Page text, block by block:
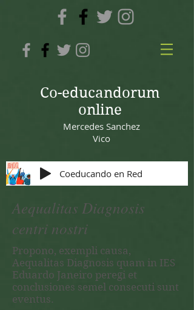
Co-educandorum
online
Mercedes Sanchez
Vico
Coeducando en Red
Aequalitas Diagnosis
centri nostri
Propono, exempli causa,
Aequalitas Diagnosis quam in IES
Eduardo Janeiro peregi et
conclusiones semel consecuti sunt
eventus.